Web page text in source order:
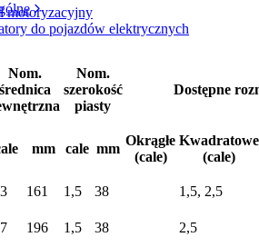
motoryzacyjny
do pojazdów elektrycznych
Nom.
średnica
Nom.
szerokość
piasty
Dostępne
mm cale mm
Okrągłe
(cale)
Kwadratowe
(cale)
161 1,5 38
1,5, 2,5
196 1,5 38
2,5